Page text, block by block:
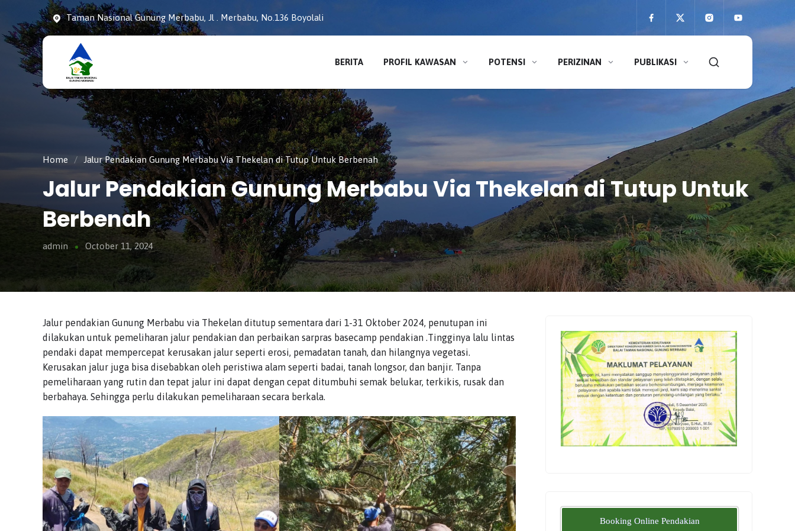
Taman Nasional Gunung Merbabu, Jl . Merbabu, No.136 Boyolali
Taman
Nasiona
Gunung
Merbabu
tngunungmerbabu,
tamannasional,
gunungmerbabu,
BERITA PROFIL KAWASAN POTENSI PERIZINAN PUBLIKASI
Home / Jalur Pendakian Gunung Merbabu Via Thekelan di Tutup Untuk Berbenah
Jalur Pendakian Gunung Merbabu Via Thekelan di Tutup Untuk
Berbenah
admin October 11, 2024
Jalur pendakian Gunung Merbabu via Thekelan ditutup sementara dari 1-31 Oktober 2024, penutupan ini
dilakukan untuk pemeliharan jalur pendakian dan perbaikan sarpras basecamp pendakian .Tingginya lalu lintas
pendaki dapat mempercepat kerusakan jalur seperti erosi, pemadatan tanah, dan hilangnya vegetasi.
Kerusakan jalur juga bisa disebabkan oleh peristiwa alam seperti badai, tanah longsor, dan banjir. Tanpa
pemeliharaan yang rutin dan tepat jalur ini dapat dengan cepat ditumbuhi semak belukar, terkikis, rusak dan
berbahaya. Sehingga perlu dilakukan pemeliharaan secara berkala.
Booking Online Pendakian